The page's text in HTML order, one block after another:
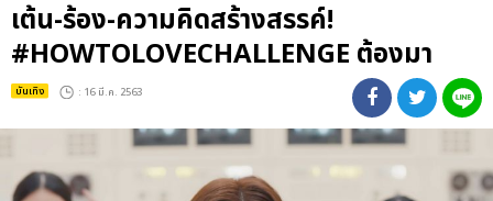
เต้น-ร้อง-ความคิดสร้างสรรค์!
#HOWTOLOVECHALLENGE ต้องมา
บันเทิง : 16 มี.ค. 2563